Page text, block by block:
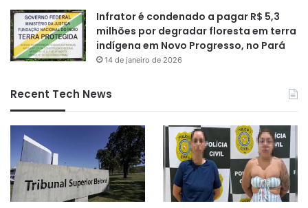
Infrator é condenado a pagar R$ 5,3
milhões por degradar floresta em terra
indígena em Novo Progresso, no Pará
14 de janeiro de 2026
Recent Tech News